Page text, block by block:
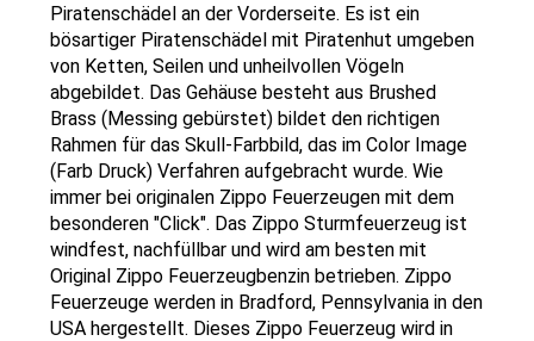
Piratenschädel an der Vorderseite. Es ist ein
bösartiger Piratenschädel mit Piratenhut umgeben
von Ketten, Seilen und unheilvollen Vögeln
abgebildet. Das Gehäuse besteht aus Brushed
Brass (Messing gebürstet) bildet den richtigen
Rahmen für das Skull-Farbbild, das im Color Image
(Farb Druck) Verfahren aufgebracht wurde. Wie
immer bei originalen Zippo Feuerzeugen mit dem
besonderen "Click". Das Zippo Sturmfeuerzeug ist
windfest, nachfüllbar und wird am besten mit
Original Zippo Feuerzeugbenzin betrieben. Zippo
Feuerzeuge werden in Bradford, Pennsylvania in den
USA hergestellt. Dieses Zippo Feuerzeug wird in